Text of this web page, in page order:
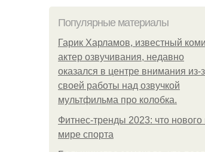
Популярные материалы
Гарик Харламов, известный
актер озвучивания, недавно
оказался в центре внимания из-
своей работы над озвучкой
мультфильма про колобка.
Фитнес-тренды 2023: что нового
мире спорта